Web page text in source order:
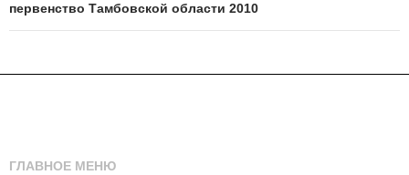
первенство Тамбовской области 2010
ГЛАВНОЕ МЕНЮ